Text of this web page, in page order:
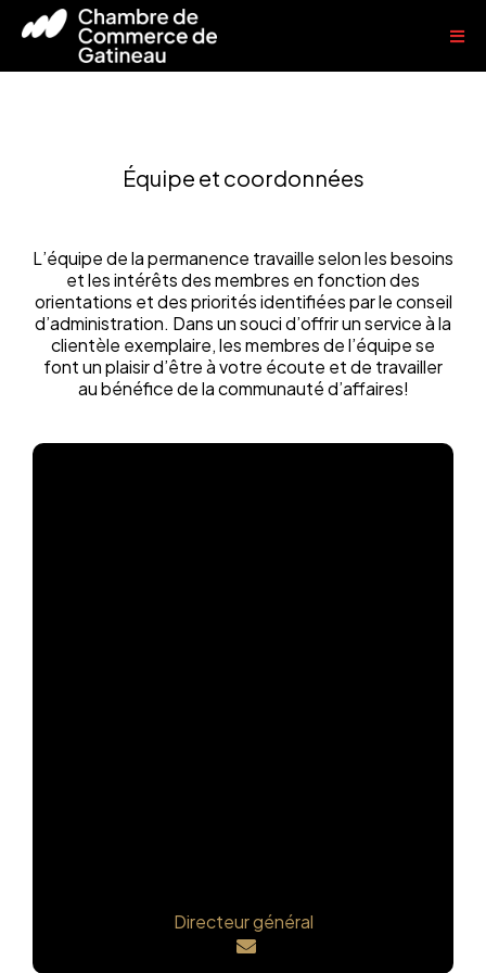
Équipe et coordonnées
L’équipe de la permanence travaille selon les besoins
et les intérêts des membres en fonction des
orientations et des priorités identifiées par le conseil
d’administration. Dans un souci d’offrir un service à la
clientèle exemplaire, les membres de l’équipe se
font un plaisir d’être à votre écoute et de travailler
au bénéfice de la communauté d’affaires!
Directeur général